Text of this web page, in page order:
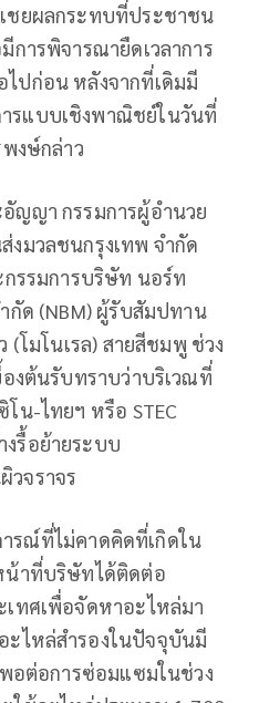
ชยผลกระทบที่ประชาชน
การพิจารณายืดเวลาการ
ปก่อน หลังจากที่เดิมมี
รแบบเชิงพาณิชย์ในวันที่
งษ์กล่าว
ญญา กรรมการผู้อำนวย
มวลชนกรุงเทพ จำกัด
รรมการบริษัท นอร์ท
กัด (NBM) ผู้รับสัมปทาน
(โมโนเรล) สายสีชมพู ช่วง
งต้นรับทราบว่าบริเวณที่
น-ไทยฯ หรือ STEC
รื้อย้ายระบบ
จราจร
ารณ์ที่ไม่คาดคิดที่เกิดใน
น้าที่บริษัทได้ติดต่อ
เทศเพื่อจัดหาอะไหล่มา
ะไหล่สำรองในปัจจุบันมี
อต่อการซ่อมแซมในช่วง